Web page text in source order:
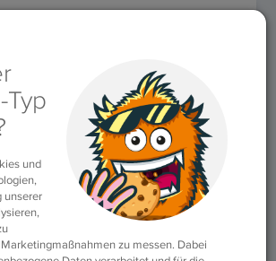
Arbeitsblätter Arbeitsblatt #30 (Englisch)
#30
(Englisch)